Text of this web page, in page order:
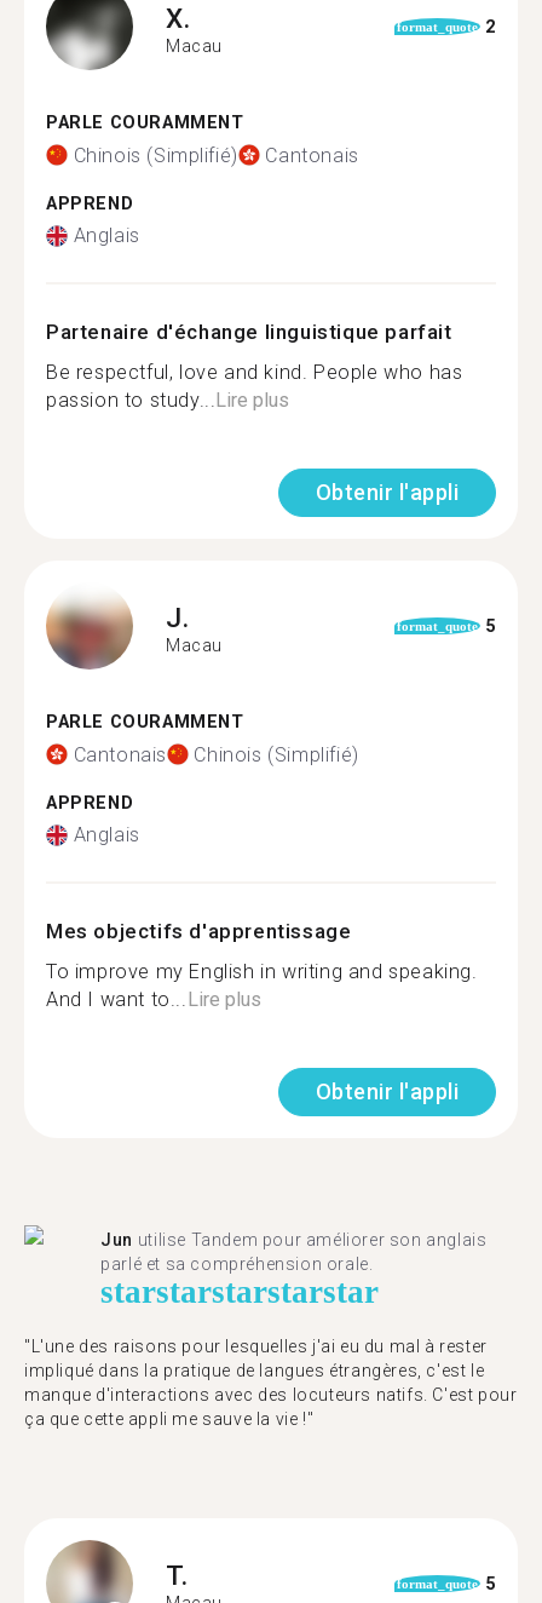
X.
Macau
format_quote 2
PARLE COURAMMENT
Chinois (Simplifié) Cantonais
APPREND
Anglais
Partenaire d'échange linguistique parfait
Be respectful, love and kind. People who has
passion to study...Lire plus
Obtenir l'appli
J.
Macau
format_quote 5
PARLE COURAMMENT
Cantonais Chinois (Simplifié)
APPREND
Anglais
Mes objectifs d'apprentissage
To improve my English in writing and speaking.
And I want to...Lire plus
Obtenir l'appli
Jun utilise Tandem pour améliorer son anglais
parlé et sa compréhension orale.
starstarstarstarstar
"L'une des raisons pour lesquelles j'ai eu du mal à rester
impliqué dans la pratique de langues étrangères, c'est le
manque d'interactions avec des locuteurs natifs. C'est pour
ça que cette appli me sauve la vie !"
T. format_quote 5